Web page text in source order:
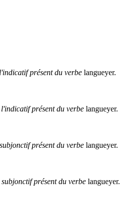
présent du verbe langueyer.
présent du verbe langueyer.
présent du verbe langueyer.
présent du verbe langueyer.